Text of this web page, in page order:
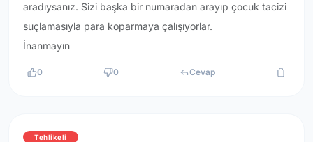
aradıysanız. Sizi başka bir numaradan arayıp çocuk tacizi
suçlamasıyla para koparmaya çalışıyorlar.
İnanmayın
0 0 Cevap
Tehlikeli